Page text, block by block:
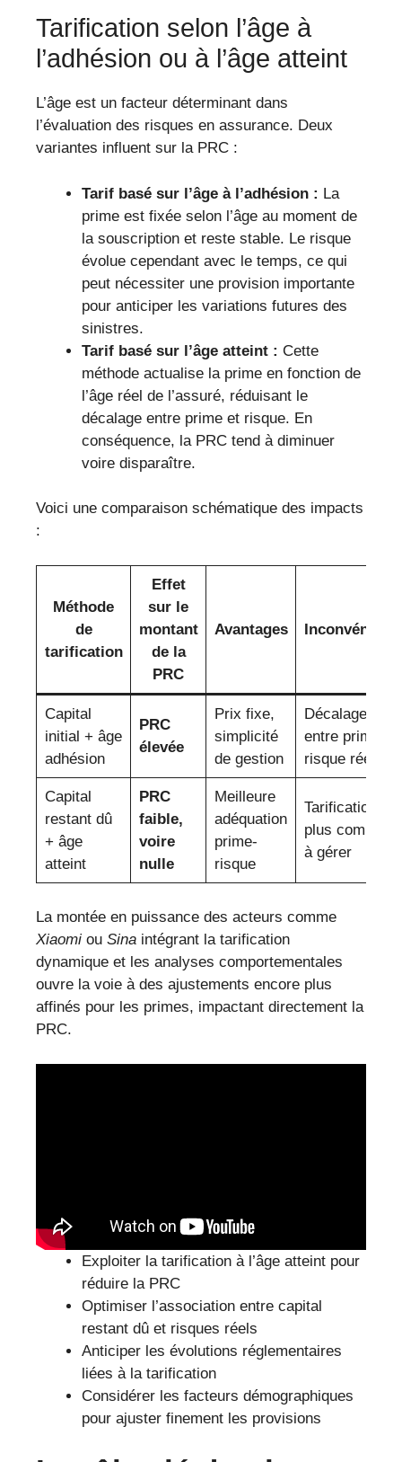
Tarification selon l’âge à
l’adhésion ou à l’âge atteint
L’âge est un facteur déterminant dans
l’évaluation des risques en assurance. Deux
variantes influent sur la PRC :
Tarif basé sur l’âge à l’adhésion : La
prime est fixée selon l’âge au moment de
la souscription et reste stable. Le risque
évolue cependant avec le temps, ce qui
peut nécessiter une provision importante
pour anticiper les variations futures des
sinistres.
Tarif basé sur l’âge atteint : Cette
méthode actualise la prime en fonction de
l’âge réel de l’assuré, réduisant le
décalage entre prime et risque. En
conséquence, la PRC tend à diminuer
voire disparaître.
Voici une comparaison schématique des impacts
:
Méthode
de
tarification
Effet
sur le
montant
de la
PRC
Avantages
Capital
initial + âge
adhésion
PRC
élevée
Prix fixe,
simplicité
de gestion
Décalage fort
entre prime et
risque réel
Capital
restant dû
+ âge
atteint
PRC
faible,
voire
nulle
Meilleure
adéquation
prime-
risque
Tarification
plus complexe
à gérer
La montée en puissance des acteurs comme
Xiaomi ou Sina intégrant la tarification
dynamique et les analyses comportementales
ouvre la voie à des ajustements encore plus
affinés pour les primes, impactant directement la
PRC.
Exploiter la tarification à l’âge atteint pour
réduire la PRC
Optimiser l’association entre capital
restant dû et risques réels
Anticiper les évolutions réglementaires
liées à la tarification
Considérer les facteurs démographiques
pour ajuster finement les provisions